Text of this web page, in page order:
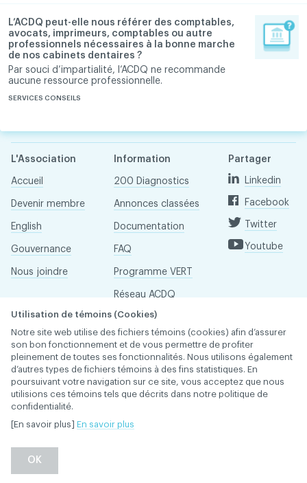
L’ACDQ peut-elle nous référer des comptables,
avocats, imprimeurs, comptables ou autre
professionnels nécessaires à la bonne marche
de nos cabinets dentaires ?
Par souci d’impartialité, l’ACDQ ne recommande
aucune ressource professionnelle.
SERVICES CONSEILS
L'Association
Accueil
Devenir membre
English
Gouvernance
Nous joindre
Information
200 Diagnostics
Annonces classées
Documentation
FAQ
Programme VERT
Réseau ACDQ
Salle de presse
À propos
Partager
Linkedin
Facebook
Twitter
Youtube
Association des chirurgiens dentistes du Québec © 2026
tous droits réservés
Utilisation de témoins (Cookies)
Notre site web utilise des fichiers témoins (cookies) afin d’assurer
son bon fonctionnement et de vous permettre de profiter
pleinement de toutes ses fonctionnalités. Nous utilisons également
d’autres types de fichiers témoins à des fins statistiques. En
poursuivant votre navigation sur ce site, vous acceptez que nous
utilisions ces témoins tels que décrits dans notre politique de
confidentialité.
[En savoir plus] En savoir plus
OK